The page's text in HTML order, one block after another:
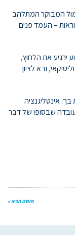
המבוקר המתלהב
– העמד פנים
ירגיע את הלחוץ,
ובא לציון
אינטליגנציה
שבסופו של דבר
פוסט הבא »